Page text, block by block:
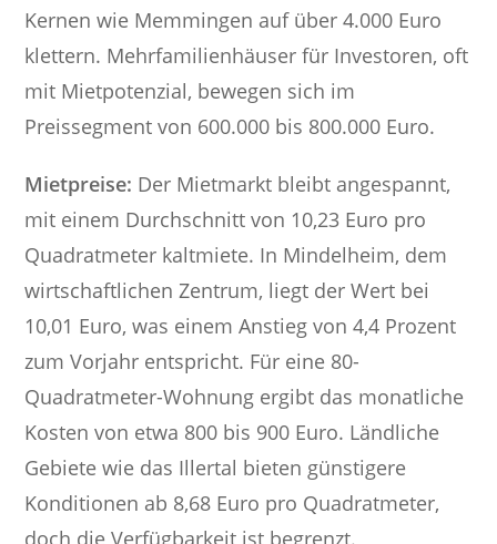
Kernen wie Memmingen auf über 4.000 Euro
klettern. Mehrfamilienhäuser für Investoren, oft
mit Mietpotenzial, bewegen sich im
Preissegment von 600.000 bis 800.000 Euro.
Mietpreise: Der Mietmarkt bleibt angespannt,
mit einem Durchschnitt von 10,23 Euro pro
Quadratmeter kaltmiete. In Mindelheim, dem
wirtschaftlichen Zentrum, liegt der Wert bei
10,01 Euro, was einem Anstieg von 4,4 Prozent
zum Vorjahr entspricht. Für eine 80-
Quadratmeter-Wohnung ergibt das monatliche
Kosten von etwa 800 bis 900 Euro. Ländliche
Gebiete wie das Illertal bieten günstigere
Konditionen ab 8,68 Euro pro Quadratmeter,